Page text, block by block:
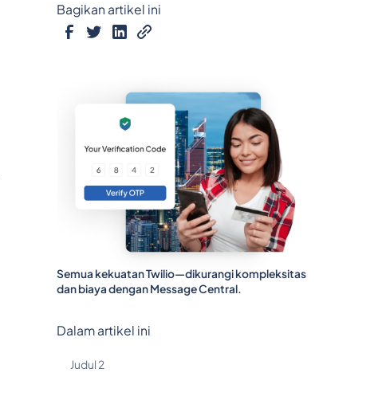
Bagikan artikel ini
Semua kekuatan Twilio—dikurangi kompleksitas
dan biaya dengan Message Central.
Dalam artikel ini
Judul 2